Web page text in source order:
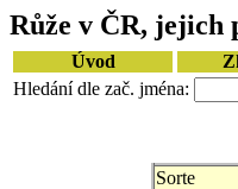
Růže v ČR, jejich
Úvod
Hledání dle zač. jména:
Sorte